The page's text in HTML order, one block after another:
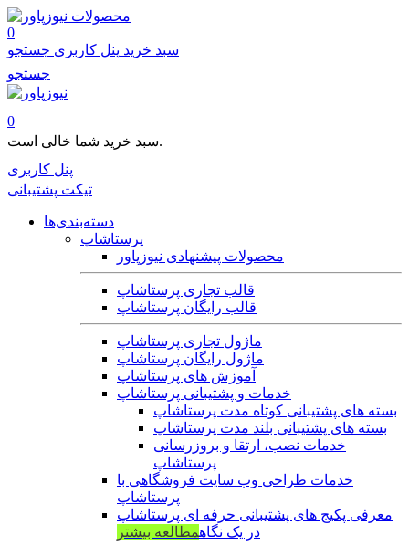
محصولات
0
سبد خرید پنل کاربری جستجو
جستجو
0
سبد خرید شما خالی است.
پنل کاربری
تیکت پشتیبانی
دسته‌بندی‌ها
پرستاشاپ
محصولات پیشنهادی نیوزپاور
قالب تجاری پرستاشاپ
قالب رایگان پرستاشاپ
ماژول تجاری پرستاشاپ
ماژول رایگان پرستاشاپ
آموزش های پرستاشاپ
خدمات و پشتیبانی پرستاشاپ
بسته های پشتیبانی کوتاه مدت پرستاشاپ
بسته های پشتیبانی بلند مدت پرستاشاپ
خدمات نصب، ارتقا و بروزرسانی
پرستاشاپ
خدمات طراحی وب سایت فروشگاهی با
پرستاشاپ
معرفی پکیج های پشتیبانی حرفه ای پرستاشاپ
در یک نگاهمطالعه بیشتر